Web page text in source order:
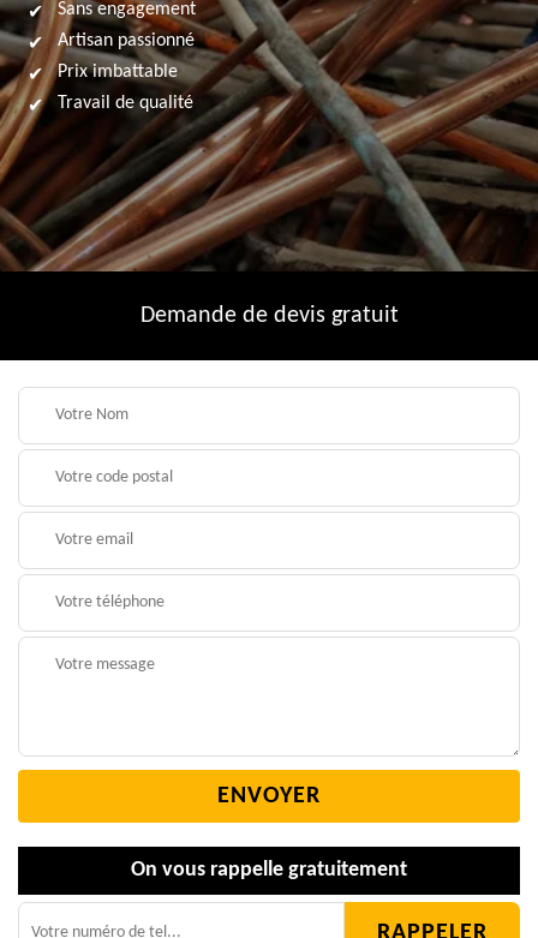
Sans engagement
Artisan passionné
Prix imbattable
Travail de qualité
Demande de devis gratuit
On vous rappelle gratuitement